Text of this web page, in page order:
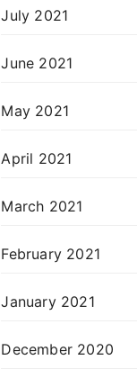
July 2021
June 2021
May 2021
April 2021
March 2021
February 2021
January 2021
December 2020